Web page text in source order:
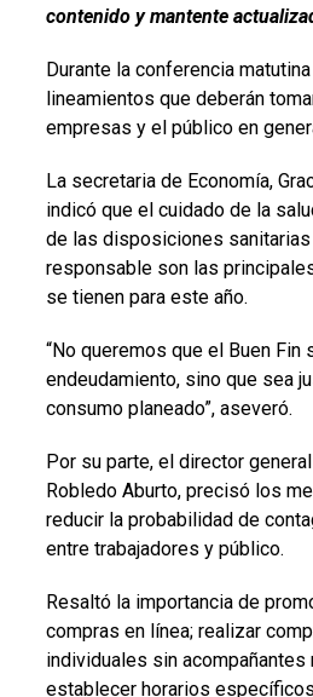
contenido y mantente
Durante la conferencia
lineamientos que deberán
empresas y el público en
La secretaria de Economía,
indicó que el cuidado de la
de las disposiciones
responsable son las
se tienen para este año.
“No queremos que el Buen Fin
endeudamiento, sino que sea
consumo planeado”, aseveró.
Por su parte, el director
Robledo Aburto, precisó los
reducir la probabilidad de
entre trabajadores y público.
Resaltó la importancia de
compras en línea; realizar
individuales sin
establecer horarios